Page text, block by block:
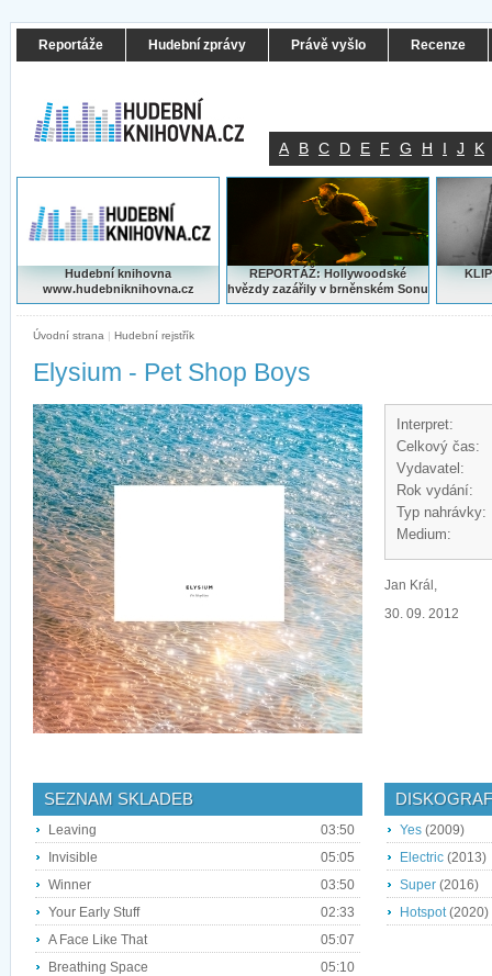
Reportáže Hudební zprávy Právě vyšlo Recenze
A B C D E F G H I J K
Hudební knihovna
www.hudebniknihovna.cz
REPORTÁŽ: Hollywoodské
hvězdy zazářily v brněnském Sonu
Úvodní strana | Hudební rejstřík
Elysium - Pet Shop Boys
Interpret:
Celkový čas:
Vydavatel:
Rok vydání:
Typ nahrávky:
Medium:
Jan Král,
30. 09. 2012
SEZNAM SKLADEB
Leaving
03:50
Invisible
05:05
Winner
03:50
Your Early Stuff
02:33
A Face Like That
05:07
Breathing Space
05:10
Yes (2009)
Electric (2013)
Super (2016)
Hotspot(2020)